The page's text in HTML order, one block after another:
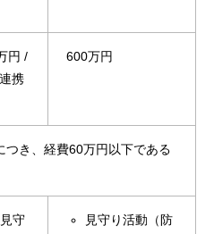
円 /
携
600万円
つき、経費60万円以下である
守
見守り活動（防